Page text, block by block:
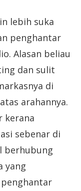
lebih suka
penghantar
Alasan beliau
dan sulit
di
arahannya.
kerana
sebenar di
berhubung
yang